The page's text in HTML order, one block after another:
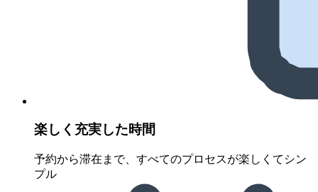
楽しく充実した時間
予約から滞在まで、すべてのプロセスが楽しくてシン
プル